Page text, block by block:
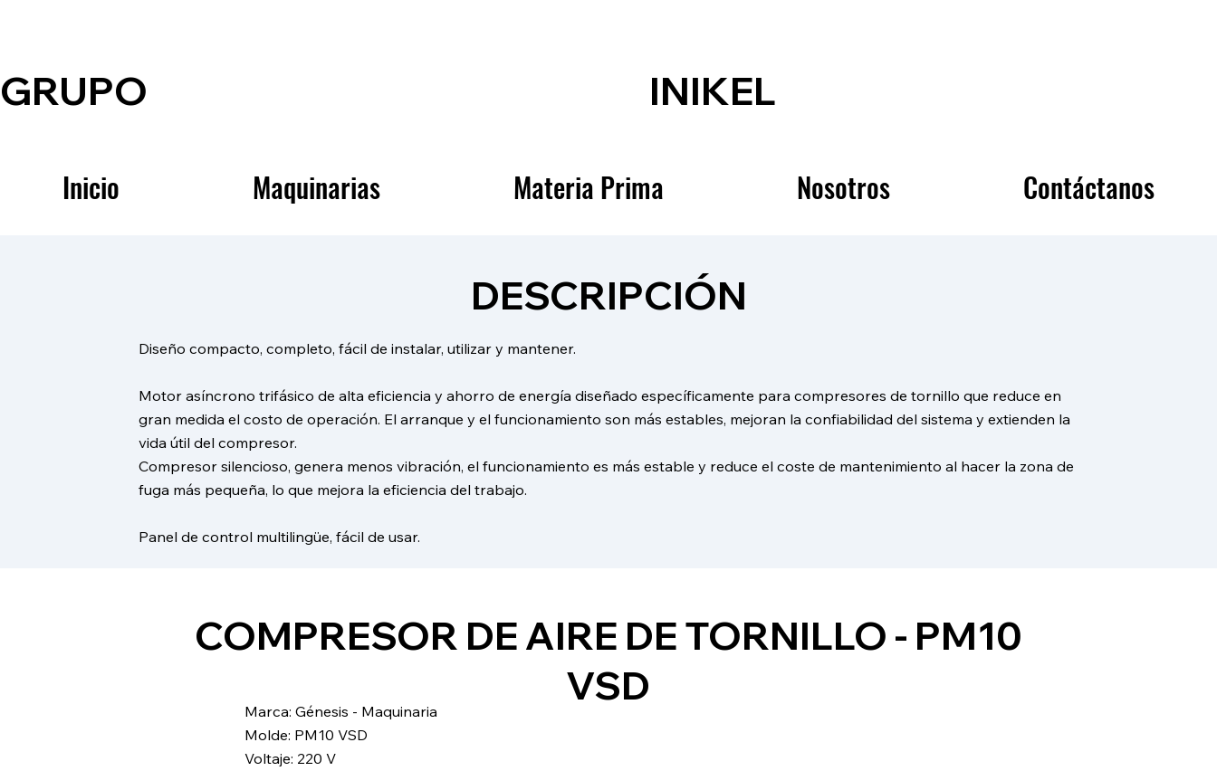
Inicio Maquinarias Materia Prima Nosotros Contáctanos
GRUPO INIKEL
DESCRIPCIÓN
Diseño compacto, completo, fácil de instalar, utilizar y mantener.
Motor asíncrono trifásico de alta eficiencia y ahorro de energía diseñado específicamente para compresores de tornillo que reduce en
gran medida el costo de operación. El arranque y el funcionamiento son más estables, mejoran la confiabilidad del sistema y extienden la
vida útil del compresor.
Compresor silencioso, genera menos vibración, el funcionamiento es más estable y reduce el coste de mantenimiento al hacer la zona de
fuga más pequeña, lo que mejora la eficiencia del trabajo.
Panel de control multilingüe, fácil de usar.
​COMPRESOR DE AIRE DE TORNILLO - PM10
VSD
​Marca: Génesis - Maquinaria
Molde: PM10 VSD
Voltaje: 220 V